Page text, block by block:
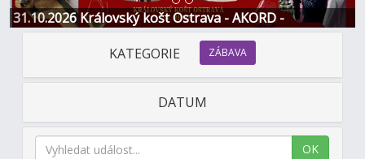
31.10.2026 Královský košt Ostrava - AKORD -
Restaurace a Hotel
KATEGORIE ZÁBAVA
DATUM
OK